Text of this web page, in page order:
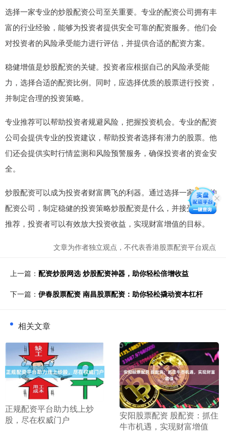
选择一家专业的炒股配资公司至关重要。专业的配资公司拥有丰
富的行业经验，能够为投资者提供安全可靠的配资服务。他们会
对投资者的风险承受能力进行评估，并提供合适的配资方案。
稳健增值是炒股配资的关键。投资者应根据自己的风险承受能
力，选择合适的配资比例。同时，应选择优质的股票进行投资，
并制定合理的投资策略。
专业推荐可以帮助投资者规避风险，把握投资机会。专业的配资
公司会提供专业的投资建议，帮助投资者选择有潜力的股票。他
们还会提供实时行情监测和风险预警服务，确保投资者的资金安
全。
炒股配资可以成为投资者财富腾飞的利器。通过选择一家专业的
配资公司，制定稳健的投资策略炒股配资是什么，并接受专业的
推荐，投资者可以有效放大投资收益，实现财富增值的目标。
文章为作者独立观点，不代表香港股票配资平台观点
上一篇： 配资炒股网选 炒股配资神器，助你轻松倍增收益
下一篇： 伊春股票配资 南昌股票配资：助你轻松撬动资本杠杆
相关文章
​正规配资平台助力线上炒
股，尽在权威门户
​安阳股票配资 股配资：抓住
牛市机遇，实现财富增值